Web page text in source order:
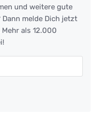
und weitere gute
melde Dich jetzt
Mehr als 12.000